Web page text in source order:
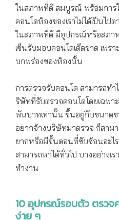
ในสภาพที่ดี สมบูรณ์ พร้อมการ
คอนโดห้องของเราไม่ได้เป็นไ
ในสภาพที่ดี มีอุปกรณ์หรือสภาพ
เซ็นรับมอบคอนโดเด็ดขาด เพร
บกพร่องของห้องนั้น
การตรวจรับคอนโด สามารถทำ
ริษัทที่รับตรวจคอนโดโดยเฉพา
พันบาทเท่านั้น ขึ้นอยู่กับขนาดข
อยากจ้างบริษัทมาตรวจ ก็สามา
ยากหรือมีขั้นตอนที่ซับซ้อนอะไ
สามารถหาได้ทั่วไป บางอย่างเ
ทำงาน​
10 อุปกรณ์รอบตัว ตรวจ
ง่าย ๆ